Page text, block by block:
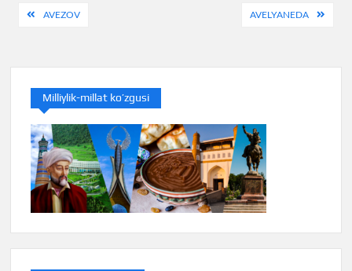
PostAVEZOV AVELYANEDA
Milliylik-millat ko’zgusi